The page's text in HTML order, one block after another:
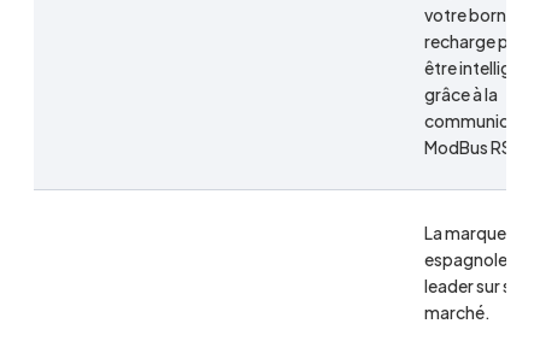
votre borne de
recharge peut
être
grâce à la
ModBus
La marque
espagnole est
leader sur son
marché.